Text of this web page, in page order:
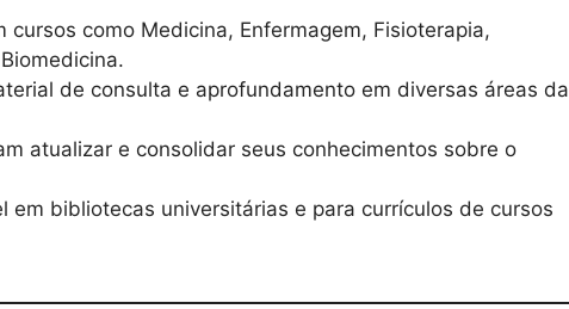
cursos como Medicina, Enfermagem, Fisioterapia,
de consulta e aprofundamento em diversas áreas da
atualizar e consolidar seus conhecimentos sobre o
em bibliotecas universitárias e para currículos de cursos